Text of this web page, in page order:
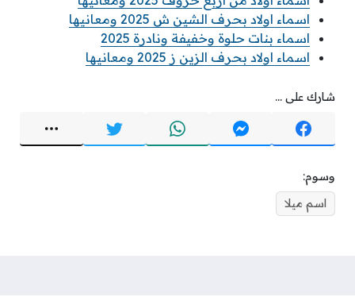
اسماء اولاد بحرف الشين ش 2025 ومعانيها
اسماء بنات حلوة وخفيفة ونادرة 2025
اسماء اولاد بحرف الزين ز 2025 ومعانيها
شارك على ...
وسوم:
اسم ميلا